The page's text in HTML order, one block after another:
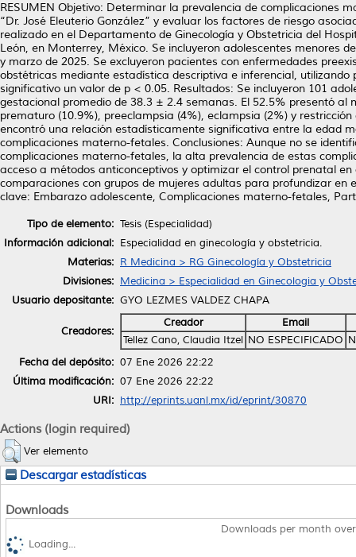
RESUMEN Objetivo: Determinar la prevalencia de complicaciones
“Dr. José Eleuterio González” y evaluar los factores de riesgo
realizado en el Departamento de Ginecología y Obstetricia del
León, en Monterrey, México. Se incluyeron adolescentes menores
y marzo de 2025. Se excluyeron pacientes con enfermedades
obstétricas mediante estadística descriptiva e inferencial,
significativo un valor de p < 0.05. Resultados: Se incluyeron 101
gestacional promedio de 38.3 ± 2.4 semanas. El 52.5% presentó
prematuro (10.9%), preeclampsia (4%), eclampsia (2%) y
encontró una relación estadísticamente significativa entre la edad
complicaciones materno-fetales. Conclusiones: Aunque no se
complicaciones materno-fetales, la alta prevalencia de estas
acceso a métodos anticonceptivos y optimizar el control prenatal
comparaciones con grupos de mujeres adultas para profundizar
clave: Embarazo adolescente, Complicaciones materno-fetales,
Tipo de elemento: Tesis (Especialidad)
Información adicional: Especialidad en ginecología y obstetricia.
Materias: R Medicina > RG Ginecología y Obstetricia
Divisiones: Medicina > Especialidad en Ginecologia y
Usuario depositante: GYO LEZMES VALDEZ CHAPA
Creadores:
Creador
Email
Tellez Cano, Claudia Itzel NO ESPECIFICADO
Fecha del depósito: 07 Ene 2026 22:22
Última modificación: 07 Ene 2026 22:22
URI: http://eprints.uanl.mx/id/eprint/30870
Actions (login required)
Ver elemento
Descargar estadísticas
Downloads
Downloads per month
Loading...